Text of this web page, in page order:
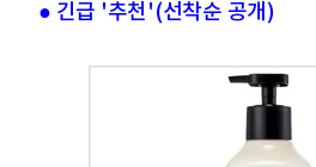
● 긴급 '추천'(선착순 공개)